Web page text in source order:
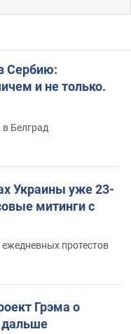
Сербию:
и не только.
Белград
Украины уже 23-
митинги с
протестов
Грэма о
дальше